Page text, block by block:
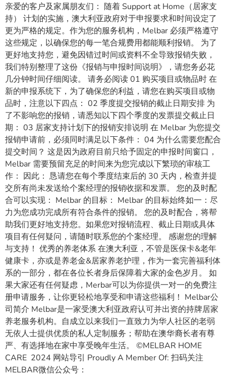
亲爱的客户及家属朋友们： 随着 Support at Home（居家支
持） 计划的实施，澳大利亚政府对于申报要求和时间设定了
更为严格的规定。作为您的服务机构，Melbar 必须严格遵守
这些规定，以确保您的每一笔合规费用都能顺利报销。 为了
更好地支持您，避免因错过时间或资料不全导致报销失败，
我们特别整理了这份《报销与申报时间说明》，请您务必花
几分钟时间仔细阅读。 请务必阅读 01 购买项目或物品时 在
新的申报系统下，为了确保您的利益，请您在购买项目或物
品时，注意以下四点： 02 季度提交报销的截止日期安排 为
了不影响您的报销，请悉知以下四个季度的发票提交截止日
期： 03 居家支持计划下的报销安排说明 在 Melbar 为您提交
报销申请前，必须同时满足以下条件： 04 为什么需要您配合
提交时间？ 这是因为政府目前只给予固定的申报时间窗口，
Melbar 需要预留充足的时间来为您完成以下繁琐的审核工
作： 因此： 恳请您在每个季度结束后的 30 天内，检查并提
交所有尚未发送给个案经理的报销收据和发票。 您的及时配
合可以实现： Melbar 的目标： Melbar 的目标始终如一：尽
力为您成功完成所有符合条件的报销。 您的及时配合，将帮
助我们更好地支持您。如果您对报销流程、截止日期或具体
项目有任何疑问，请随时联系您的个案经理。 感谢您的理解
与支持！ 优秀的养老体系 在澳大利亚，不管是医保卡&老年
健康卡，亦或是养老金&居家养老护理，作为一套完善福利体
系的一部分，都在各位长者身后保障着大家的金色岁月。 如
果大家还有任何疑虑，Merbar可以为你提供一对一的免费注
册申请服务，让你更轻松地享受和申请这些福利！ Melbar公
司简介 Melbar是一家受澳大利亚政府认可并出资的持牌居家
养老服务机构。自成立以来我们一直致力为华人社区的老弱
无依人士提供优质的私人定制服务；帮助在澳华裔长者有尊
严、有选择地在家中享受晚年生活。 ©MELBAR HOME
CARE 2024 网站导引 Proudly A Member Of: 扫码关注
MELBAR微信公众号：